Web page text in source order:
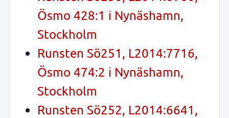
Ösmo 428:1 i Nynäshamn,
Stockholm
Runsten Sö251, L2014:7716,
Ösmo 474:2 i Nynäshamn,
Stockholm
Runsten Sö252, L2014:6641,